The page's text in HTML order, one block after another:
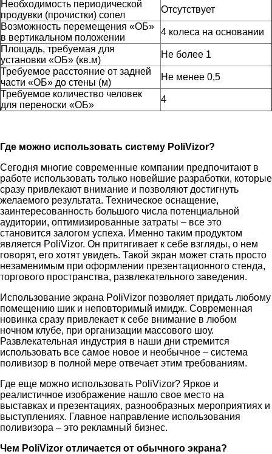
Необходимость периодической
продувки (прочистки) сопел
Отсутствует
Возможность перемещения «ОБ»
в вертикальном положении
4 колеса на основании
Площадь, требуемая для
установки «ОБ» (кв.м)
Не более 1
Требуемое расстояние от задней
части «ОБ» до стены (м)
Не менее 0,5
Требуемое количество человек
для переноски «ОБ»
4
Где можно использовать систему PoliVizor?
Сегодня многие современные компании предпочитают в
работе использовать только новейшие разработки, которые
сразу привлекают внимание и позволяют достигнуть
желаемого результата. Техническое оснащение,
заинтересованность большого числа потенциальной
аудитории, оптимизированные затраты – все это
становится залогом успеха. Именно таким продуктом
является PoliVizor. Он притягивает к себе взгляды, о нем
говорят, его хотят увидеть. Такой экран может стать просто
незаменимым при оформлении презентационного стенда,
торгового пространства, развлекательного заведения.
Использование экрана PoliVizor позволяет придать любому
помещению шик и неповторимый имидж. Современная
новинка сразу привлекает к себе внимание в любом
ночном клубе, при организации массового шоу.
Развлекательная индустрия в наши дни стремится
использовать все самое новое и необычное – система
поливизор в полной мере отвечает этим требованиям.
Где еще можно использовать PoliVizor? Яркое и
реалистичное изображение нашло свое место на
выставках и презентациях, разнообразных мероприятиях и
выступлениях. Главное направление использования
поливизора – это рекламный бизнес.
Чем PoliVizor отличается от обычного экрана?